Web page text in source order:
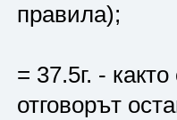
правила);
= 37.5г. -
отговорът